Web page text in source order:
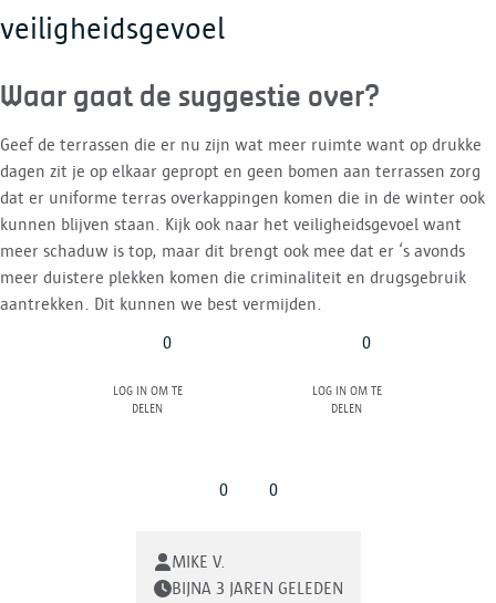
veiligheidsgevoel
Waar gaat de suggestie over?
Geef de terrassen die er nu zijn wat meer ruimte want op drukke
dagen zit je op elkaar gepropt en geen bomen aan terrassen zorg
dat er uniforme terras overkappingen komen die in de winter ook
kunnen blijven staan. Kijk ook naar het veiligheidsgevoel want
meer schaduw is top, maar dit brengt ook mee dat er ‘s avonds
meer duistere plekken komen die criminaliteit en drugsgebruik
aantrekken. Dit kunnen we best vermijden.
0
Log in om te
delen
0
Log in om te
delen
0 0
MIKE V.
BIJNA 3 JAREN GELEDEN